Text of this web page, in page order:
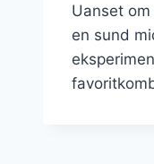
Uanset
en sund